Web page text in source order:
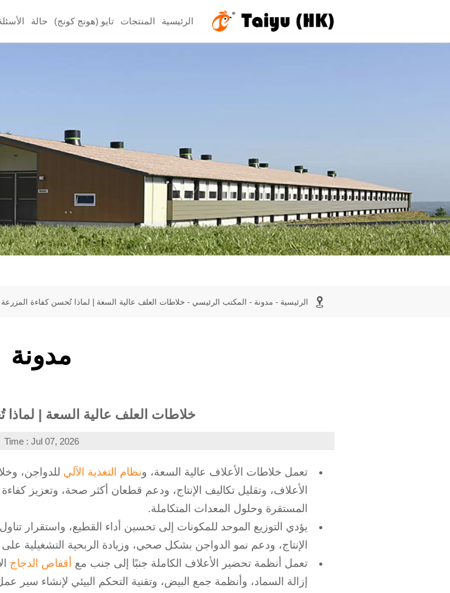
الرئيسية المنتجات تايو (هونج كونج) حالة
 الرئيسية - مدونة - المكتب الرئيسي - خلاطات العلف عالية السعة | لماذا تُحسن كفاءة المزرعة
مدونة
خلاطات العلف عالية السعة |
Time : Jul 07, 2026
تعمل خلاطات الأعلاف عالية السعة، ونظام التغذية الآلي للدواجن،
الأعلاف، وتقليل تكاليف الإنتاج، ودعم قطعان أكثر صحة، وتعزيز
المستقرة وحلول المعدات المتكاملة.
يؤدي التوزيع الموحد للمكونات إلى تحسين أداء القطيع، واستقرار
الإنتاج، ودعم نمو الدواجن بشكل صحي، وزيادة الربحية التشغيلية
تعمل أنظمة تحضير الأعلاف الكاملة جنبًا إلى جنب مع أقفاص الدجاج
إزالة السماد، وأنظمة جمع البيض، وتقنية التحكم البيئي لإنشاء سير